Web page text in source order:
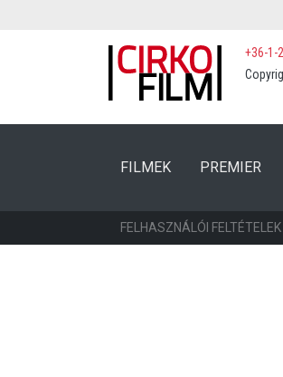
+36-1-
FILMEK(CURRENT)
PREMIER
FELHASZNÁLÓI FELTÉTELEK